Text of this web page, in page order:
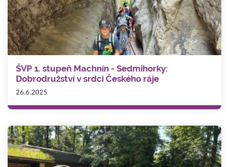
ŠVP 1. stupeň Machnín - Sedmihorky:
Dobrodružství v srdci Českého ráje
26.6.2025